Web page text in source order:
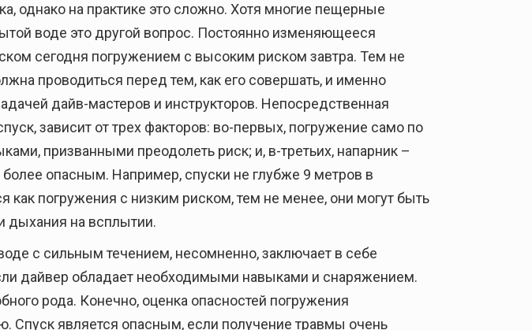
однако на практике это сложно. Хотя многие пещерные
воде это другой вопрос. Постоянно изменяющееся
сегодня погружением с высоким риском завтра. Тем не
проводиться перед тем, как его совершать, и именно
дайв-мастеров и инструкторов. Непосредственная
зависит от трех факторов: во-первых, погружение само по
призванными преодолеть риск; и, в-третьих, напарник –
опасным. Например, спуски не глубже 9 метров в
как погружения с низким риском, тем не менее, они могут быть
дыхания на всплытии.
с сильным течением, несомненно, заключает в себе
дайвер обладает необходимыми навыками и снаряжением.
рода. Конечно, оценка опасностей погружения
Спуск является опасным, если получение травмы очень